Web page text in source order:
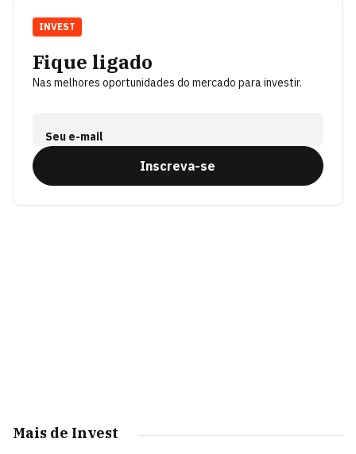
Fique ligado
Nas melhores oportunidades do mercado para investir.
Seu e-mail
Inscreva-se
INVEST
Mais de Invest